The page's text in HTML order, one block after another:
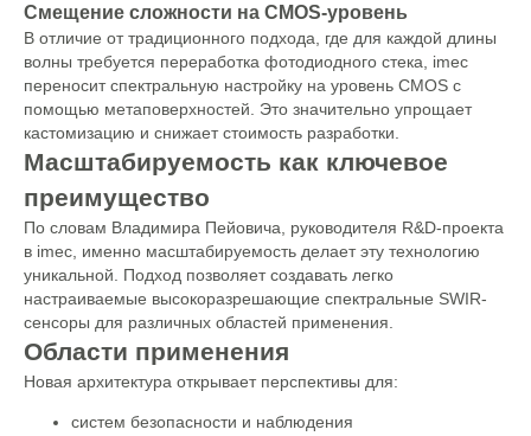
Смещение сложности на CMOS-уровень
В отличие от традиционного подхода, где для каждой длины
волны требуется переработка фотодиодного стека, imec
переносит спектральную настройку на уровень CMOS с
помощью метаповерхностей. Это значительно упрощает
кастомизацию и снижает стоимость разработки.
Масштабируемость как ключевое
преимущество
По словам Владимира Пейовича, руководителя R&D-проекта
в imec, именно масштабируемость делает эту технологию
уникальной. Подход позволяет создавать легко
настраиваемые высокоразрешающие спектральные SWIR-
сенсоры для различных областей применения.
Области применения
Новая архитектура открывает перспективы для:
систем безопасности и наблюдения